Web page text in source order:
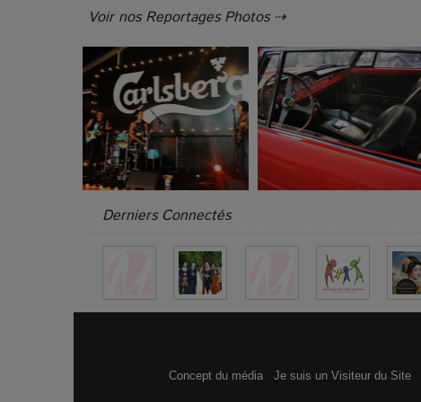
Voir nos Reportages Photos ⇢
Derniers Connectés
Concept du média Je suis un Visiteur du Site